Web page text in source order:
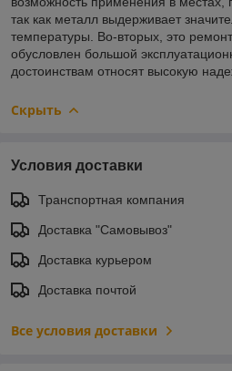
так как металл выдерживает
температуры. Во-вторых, это
обусловлен большой
достоинствам относят высокую
Скрыть
Условия доставки
Транспортная компания
Доставка "Самовывоз"
Доставка курьером
Доставка почтой
Все условия доставки